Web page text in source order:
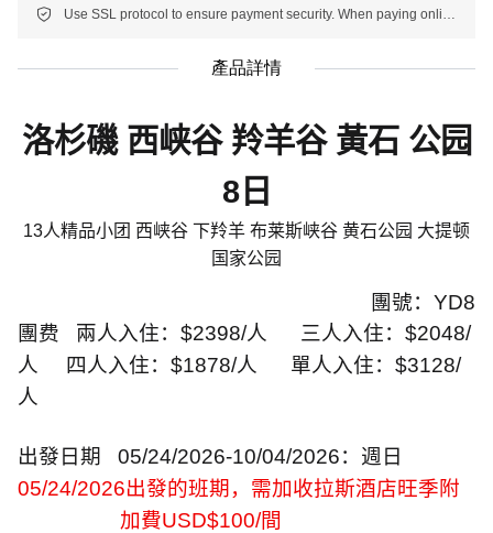
Use SSL protocol to ensure payment security. When paying online, your payment information is protected.
產品詳情
洛杉磯 西峡谷 羚羊谷 黃石 公园
8日
13人精品小团 西峡谷 下羚羊 布莱斯峡谷 黄石公园 大提顿
国家公园
團號： YD8
團费
兩人入住： $2398/人 三人入住： $2048/
人
四人入住： $1878/人 單人入住： $3128/
人
出發日期 05/24/2026-10/04/2026：週日
05/24/2026出發的班期，需加收拉斯酒店旺季附
加費USD$100/間